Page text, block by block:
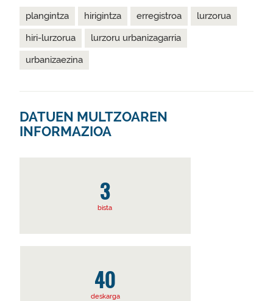
plangintza hirigintza erregistroa
lurzorua
hiri-lurzorua
lurzoru urbanizagarria
urbanizaezina
DATUEN MULTZOAREN
INFORMAZIOA
3
bista
40
deskarga